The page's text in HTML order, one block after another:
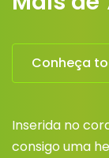
Conheça
Inserida no
consigo uma